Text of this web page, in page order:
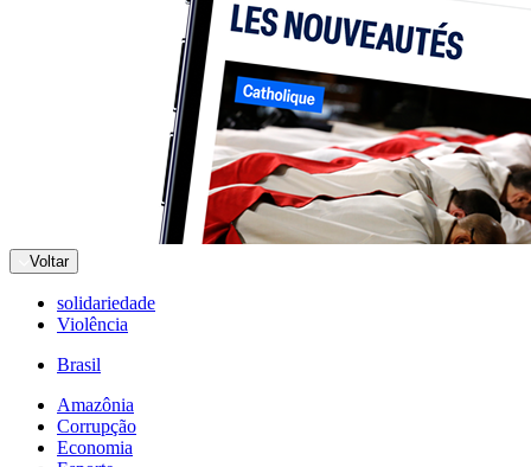
Voltar
solidariedade
Violência
Brasil
Amazônia
Corrupção
Economia